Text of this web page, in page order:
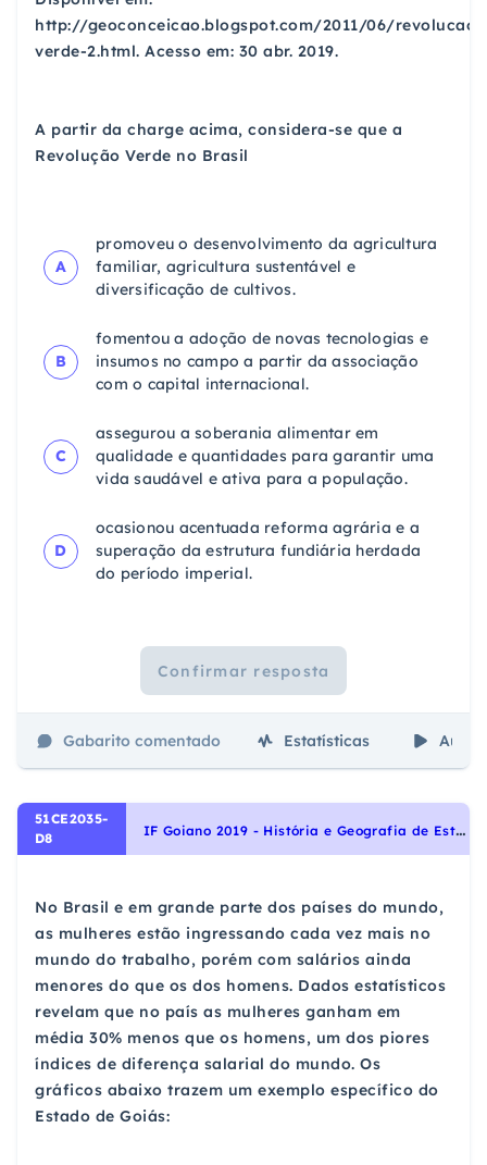
http://geoconceicao.blogspot.com/2011/06/revolucao-
verde-2.html. Acesso em: 30 abr. 2019.
A partir da charge acima, considera-se que a
Revolução Verde no Brasil
A
promoveu o desenvolvimento da agricultura
familiar, agricultura sustentável e
diversificação de cultivos.
B
fomentou a adoção de novas tecnologias e
insumos no campo a partir da associação
com o capital internacional.
C
assegurou a soberania alimentar em
qualidade e quantidades para garantir uma
vida saudável e ativa para a população.
D
ocasionou acentuada reforma agrária e a
superação da estrutura fundiária herdada
do período imperial.
Confirmar resposta
Gabarito comentado Estatísticas Aulas
51CE2035-
D8
I
F Goiano 2019 - História e Geografia de Estados e Municípios - História e Geografia do Estado de Goiás
No Brasil e em grande parte dos países do mundo,
as mulheres estão ingressando cada vez mais no
mundo do trabalho, porém com salários ainda
menores do que os dos homens. Dados estatísticos
revelam que no país as mulheres ganham em
média 30% menos que os homens, um dos piores
índices de diferença salarial do mundo. Os
gráficos abaixo trazem um exemplo específico do
Estado de Goiás: